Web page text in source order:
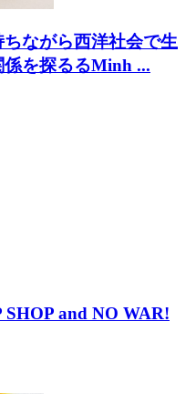
ながら西洋社会で生
係を探るるMinh ...
and NO WAR!